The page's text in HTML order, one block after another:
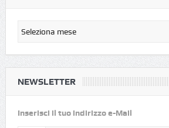
NEWSLETTER
Inserisci il tuo indirizzo e-Mail